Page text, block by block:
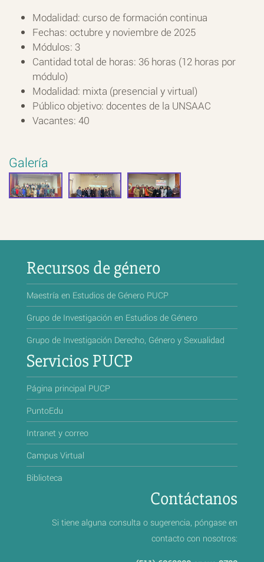
Modalidad: curso de formación continua
Fechas: octubre y noviembre de 2025
Módulos: 3
Cantidad total de horas: 36 horas (12 horas por
módulo)
Modalidad: mixta (presencial y virtual)
Público objetivo: docentes de la UNSAAC
Vacantes: 40
Galería
Recursos de género
Maestría en Estudios de Género PUCP
Grupo de Investigación en Estudios de Género
Grupo de Investigación Derecho, Género y Sexualidad
Servicios PUCP
Página principal PUCP
PuntoEdu
Intranet y correo
Campus Virtual
Biblioteca
Contáctanos
Si tiene alguna consulta o sugerencia, póngase en
contacto con nosotros: